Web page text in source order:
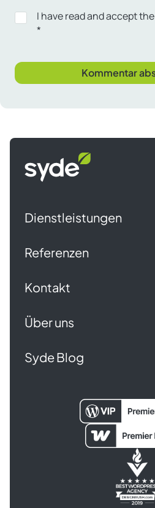
I have read and accept the
*
Syde
Startseite
Dienstleistungen
Referenzen
Kontakt
Über uns
Syde Blog